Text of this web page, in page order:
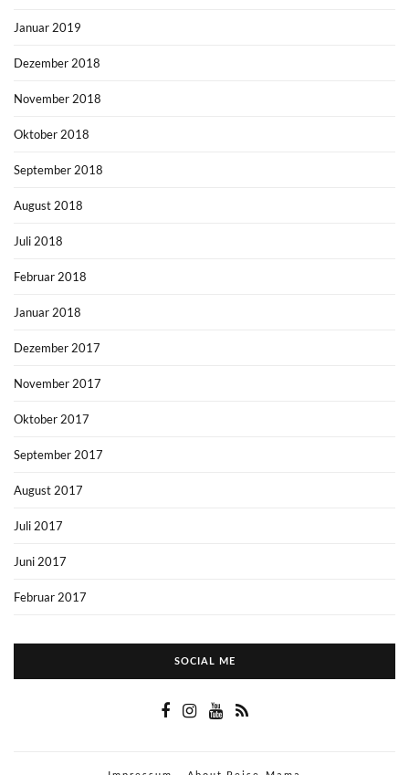
Januar 2019
Dezember 2018
November 2018
Oktober 2018
September 2018
August 2018
Juli 2018
Februar 2018
Januar 2018
Dezember 2017
November 2017
Oktober 2017
September 2017
August 2017
Juli 2017
Juni 2017
Februar 2017
SOCIAL ME